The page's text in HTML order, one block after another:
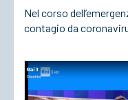
Nel corso
contagio da